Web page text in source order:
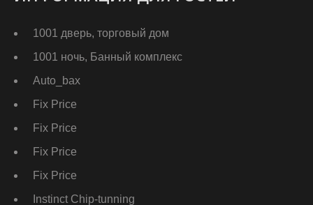
1001 дверь, торговый дом
1001 ночь, Банный комплекс
Auto_bax
Fix Price
Fix Price
Fix Price
Fix Price
Instinct Chip-tunning